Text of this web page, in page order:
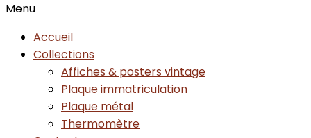
Menu
Accueil
Collections
Affiches & posters vintage
Plaque immatriculation
Plaque métal
Thermomètre